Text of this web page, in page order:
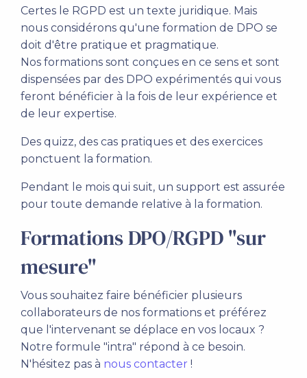
Certes le RGPD est un texte juridique. Mais
nous considérons qu'une formation de DPO se
doit d'être pratique et pragmatique.
Nos formations sont conçues en ce sens et sont
dispensées par des DPO expérimentés qui vous
feront bénéficier à la fois de leur expérience et
de leur expertise.
Des quizz, des cas pratiques et des exercices
ponctuent la formation.
Pendant le mois qui suit, un support est assurée
pour toute demande relative à la formation.
Formations DPO/RGPD "sur
mesure"
Vous souhaitez faire bénéficier plusieurs
collaborateurs de nos formations et préférez
que l'intervenant se déplace en vos locaux ?
Notre formule "intra" répond à ce besoin.
N'hésitez pas à nous contacter !